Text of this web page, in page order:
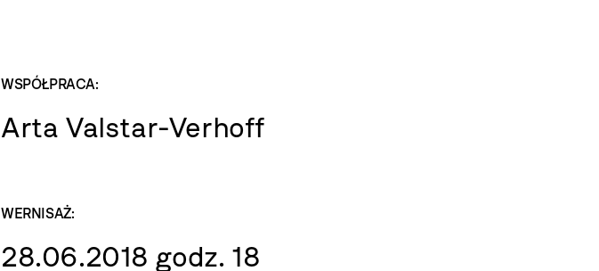
WSPÓŁPRACA:
Arta Valstar-Verhoff
WERNISAŻ:
28.06.2018 godz. 18